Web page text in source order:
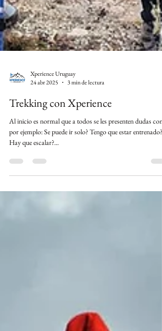
Xperience Uruguay
Trekking con Xperience
por ejemplo: Se puede ir solo? Tengo que estar entrenado?
Hay que escalar?...